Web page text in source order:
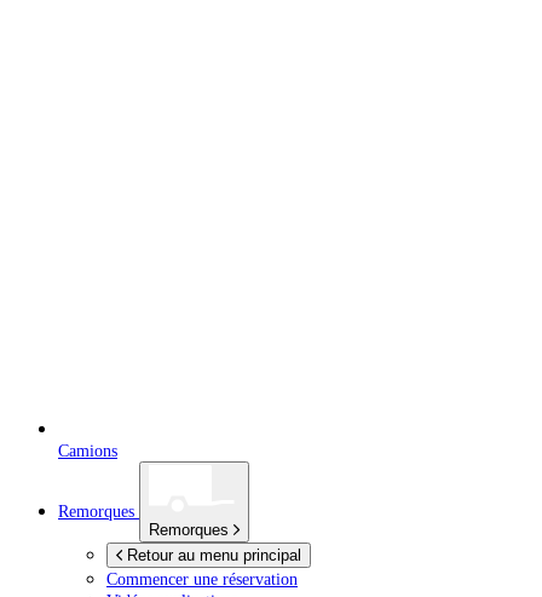
Camions
Remorques
Remorques
Retour au menu principal
Commencer une réservation